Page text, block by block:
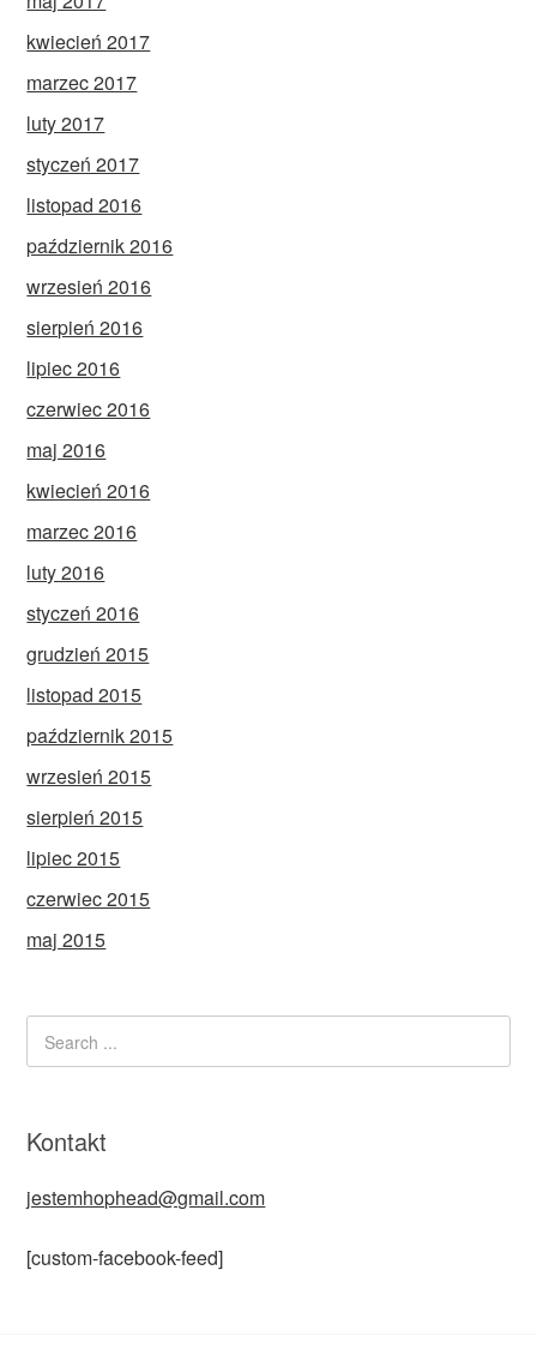
kwiecień 2017
marzec 2017
luty 2017
styczeń 2017
listopad 2016
październik 2016
wrzesień 2016
sierpień 2016
lipiec 2016
czerwiec 2016
maj 2016
kwiecień 2016
marzec 2016
luty 2016
styczeń 2016
grudzień 2015
listopad 2015
październik 2015
wrzesień 2015
sierpień 2015
lipiec 2015
czerwiec 2015
maj 2015
Kontakt
jestemhophead@gmail.com
[custom-facebook-feed]